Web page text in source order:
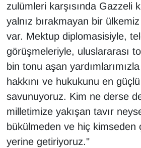
zulümleri karşısında Gazzeli
yalnız bırakmayan bir
var. Mektup diplomasisiyle,
görüşmeleriyle, uluslararası
bin tonu aşan
hakkını ve hukukunu en
savunuyoruz. Kim ne derse
milletimize yakışan tavır
bükülmeden ve hiç kimseden
yerine getiriyoruz."